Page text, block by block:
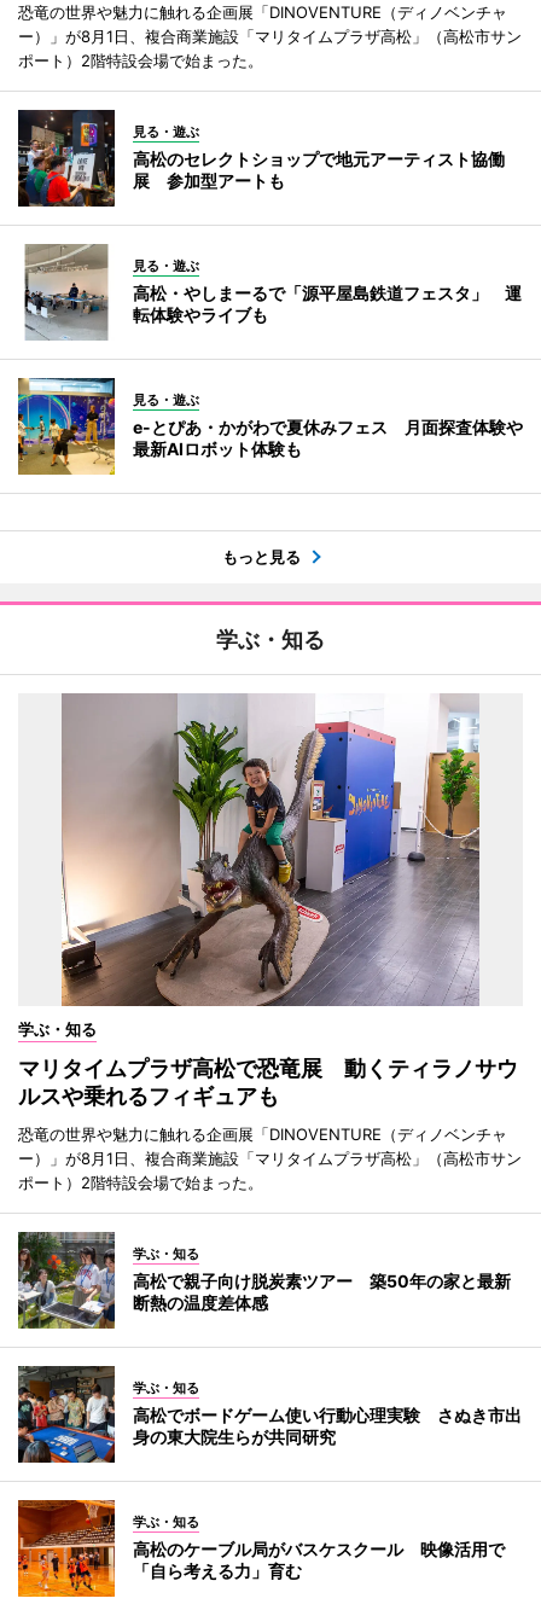
恐竜の世界や魅力に触れる企画展「DINOVENTURE（ディノベンチャ
ー）」が8月1日、複合商業施設「マリタイムプラザ高松」（高松市サン
ポート）2階特設会場で始まった。
見る・遊ぶ
高松のセレクトショップで地元アーティスト協働
展 参加型アートも
見る・遊ぶ
高松・やしまーるで「源平屋島鉄道フェスタ」 運
転体験やライブも
見る・遊ぶ
e-とぴあ・かがわで夏休みフェス 月面探査体験や
最新AIロボット体験も
もっと見る
学ぶ・知る
学ぶ・知る
マリタイムプラザ高松で恐竜展 動くティラノサウ
ルスや乗れるフィギュアも
恐竜の世界や魅力に触れる企画展「DINOVENTURE（ディノベンチャ
ー）」が8月1日、複合商業施設「マリタイムプラザ高松」（高松市サン
ポート）2階特設会場で始まった。
学ぶ・知る
高松で親子向け脱炭素ツアー 築50年の家と最新
断熱の温度差体感
学ぶ・知る
高松でボードゲーム使い行動心理実験 さぬき市出
身の東大院生らが共同研究
学ぶ・知る
高松のケーブル局がバスケスクール 映像活用で
「自ら考える力」育む